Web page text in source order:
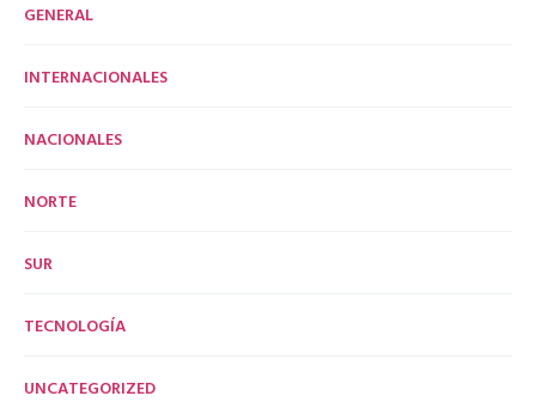
GENERAL
INTERNACIONALES
NACIONALES
NORTE
SUR
TECNOLOGÍA
UNCATEGORIZED